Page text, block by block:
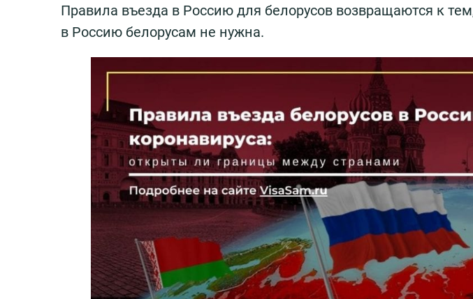
Правила въезда в Россию для белорусов возвращаются к
в Россию белорусам не нужна.